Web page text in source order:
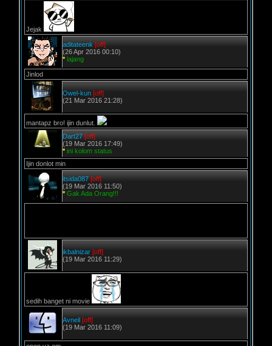
Jejak
aditateenk [off]
(26 Apr 2016 00:10)
* lajang
Jinlod
Owel-kun [off]
(21 Mar 2016 21:28)
mantapz bro! ijin dunlut.
Dart27 [off]
(19 Mar 2016 17:49)
* ini kolom status
Ijin donlot min
itsida087 [off]
(19 Mar 2016 11:50)
* Gak Ada Orang!!!
ikbalnizar [off]
(19 Mar 2016 11:29)
sedih banget ni movie
Avneil [off]
(19 Mar 2016 11:09)